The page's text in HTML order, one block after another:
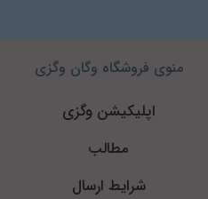
منوی فروشگاه وگان وگزی
اپلیکیشن وگزی
مطالب
شرایط ارسال